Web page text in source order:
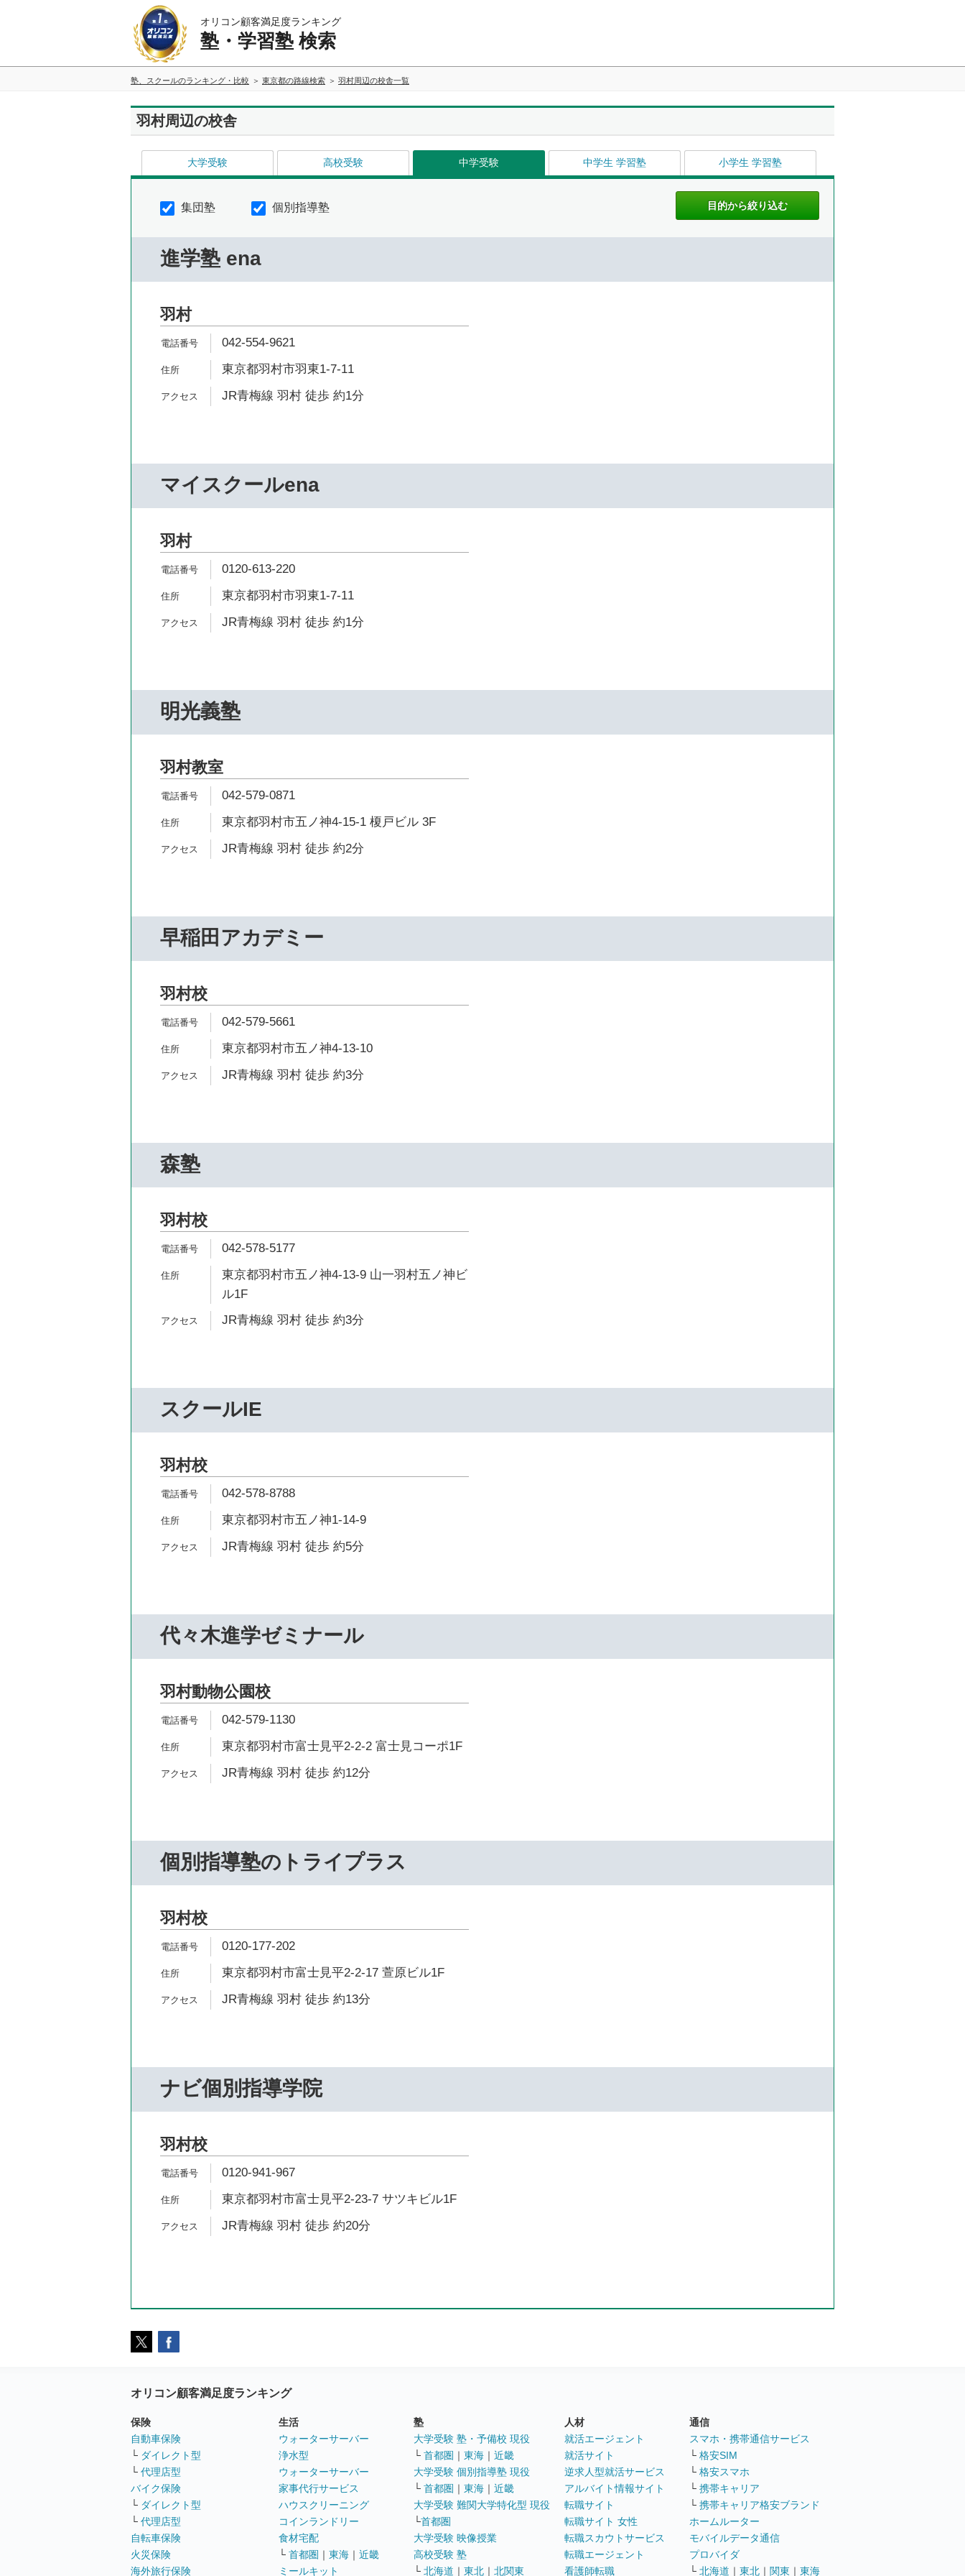
オリコン顧客満足度ランキング
塾・学習塾 検索
塾、スクールのランキング・比較 東京都の路線検索 羽村周辺の校舎一覧
羽村周辺の校舎
大学受験 高校受験 中学受験 中学生 学習塾 小学生 学習塾
集団塾 個別指導塾
進学塾 ena
羽村
042-554-9621
東京都羽村市羽東1-7-11
JR青梅線 羽村 徒歩 約1分
マイスクールena
羽村
0120-613-220
東京都羽村市羽東1-7-11
JR青梅線 羽村 徒歩 約1分
明光義塾
羽村教室
042-579-0871
東京都羽村市五ノ神4-15-1 榎戸ビル 3F
JR青梅線 羽村 徒歩 約2分
早稲田アカデミー
羽村校
042-579-5661
東京都羽村市五ノ神4-13-10
JR青梅線 羽村 徒歩 約3分
森塾
羽村校
042-578-5177
東京都羽村市五ノ神4-13-9 山一羽村五ノ神ビ
ル1F
JR青梅線 羽村 徒歩 約3分
スクールIE
羽村校
042-578-8788
東京都羽村市五ノ神1-14-9
JR青梅線 羽村 徒歩 約5分
代々木進学ゼミナール
羽村動物公園校
042-579-1130
東京都羽村市富士見平2-2-2 富士見コーポ1F
JR青梅線 羽村 徒歩 約12分
個別指導塾のトライプラス
羽村校
0120-177-202
東京都羽村市富士見平2-2-17 萱原ビル1F
JR青梅線 羽村 徒歩 約13分
ナビ個別指導学院
羽村校
0120-941-967
東京都羽村市富士見平2-23-7 サツキビル1F
JR青梅線 羽村 徒歩 約20分
オリコン顧客満足度ランキング
保険
自動車保険
└ ダイレクト型
└ 代理店型
バイク保険
└ ダイレクト型
└ 代理店型
自転車保険
火災保険
海外旅行保険
生活
ウォーターサーバー
浄水型
ウォーターサーバー
家事代行サービス
ハウスクリーニング
コインランドリー
食材宅配
└ 首都圏 ｜ 東海 ｜ 近畿
ミールキット
塾
大学受験 塾・予備校 現役
└ 首都圏 ｜ 東海 ｜ 近畿
大学受験 個別指導塾 現役
└ 首都圏 ｜ 東海 ｜ 近畿
大学受験 難関大学特化型 現役
└首都圏
大学受験 映像授業
高校受験 塾
└ 北海道 ｜ 東北 ｜ 北関東
人材
就活エージェント
就活サイト
逆求人型就活サービス
アルバイト情報サイト
転職サイト
転職サイト 女性
転職スカウトサービス
転職エージェント
看護師転職
通信
スマホ・携帯通信サービス
└ 格安SIM
└ 格安スマホ
└ 携帯キャリア
└ 携帯キャリア格安ブランド
ホームルーター
モバイルデータ通信
プロバイダ
└ 北海道 ｜ 東北 ｜ 関東 ｜ 東海